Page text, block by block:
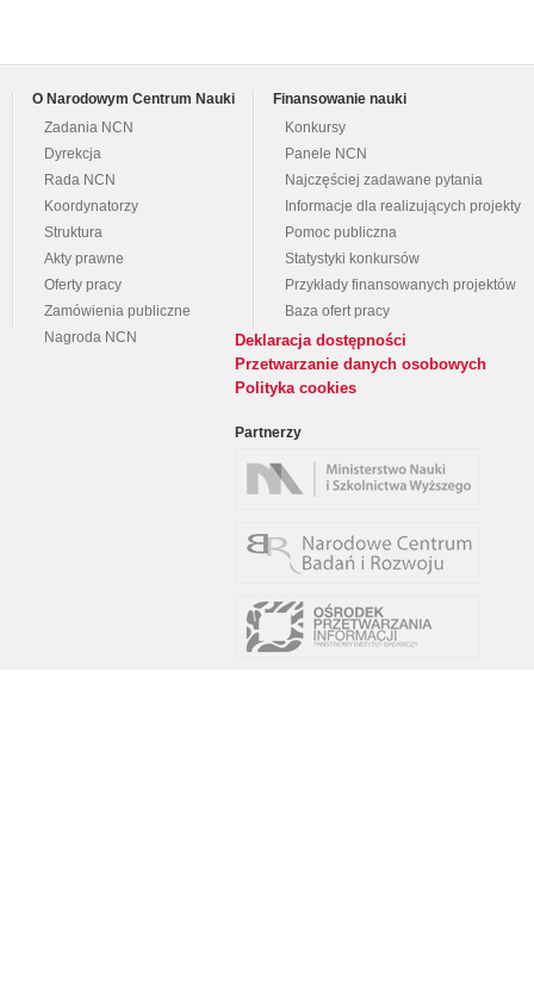
O Narodowym Centrum Nauki
Zadania NCN
Dyrekcja
Rada NCN
Koordynatorzy
Struktura
Akty prawne
Oferty pracy
Zamówienia publiczne
Nagroda NCN
Finansowanie nauki
Konkursy
Panele NCN
Najczęściej zadawane pytania
Informacje dla realizujących projekty
Pomoc publiczna
Statystyki konkursów
Przykłady finansowanych projektów
Baza ofert pracy
Deklaracja dostępności
Przetwarzanie danych osobowych
Polityka cookies
Partnerzy